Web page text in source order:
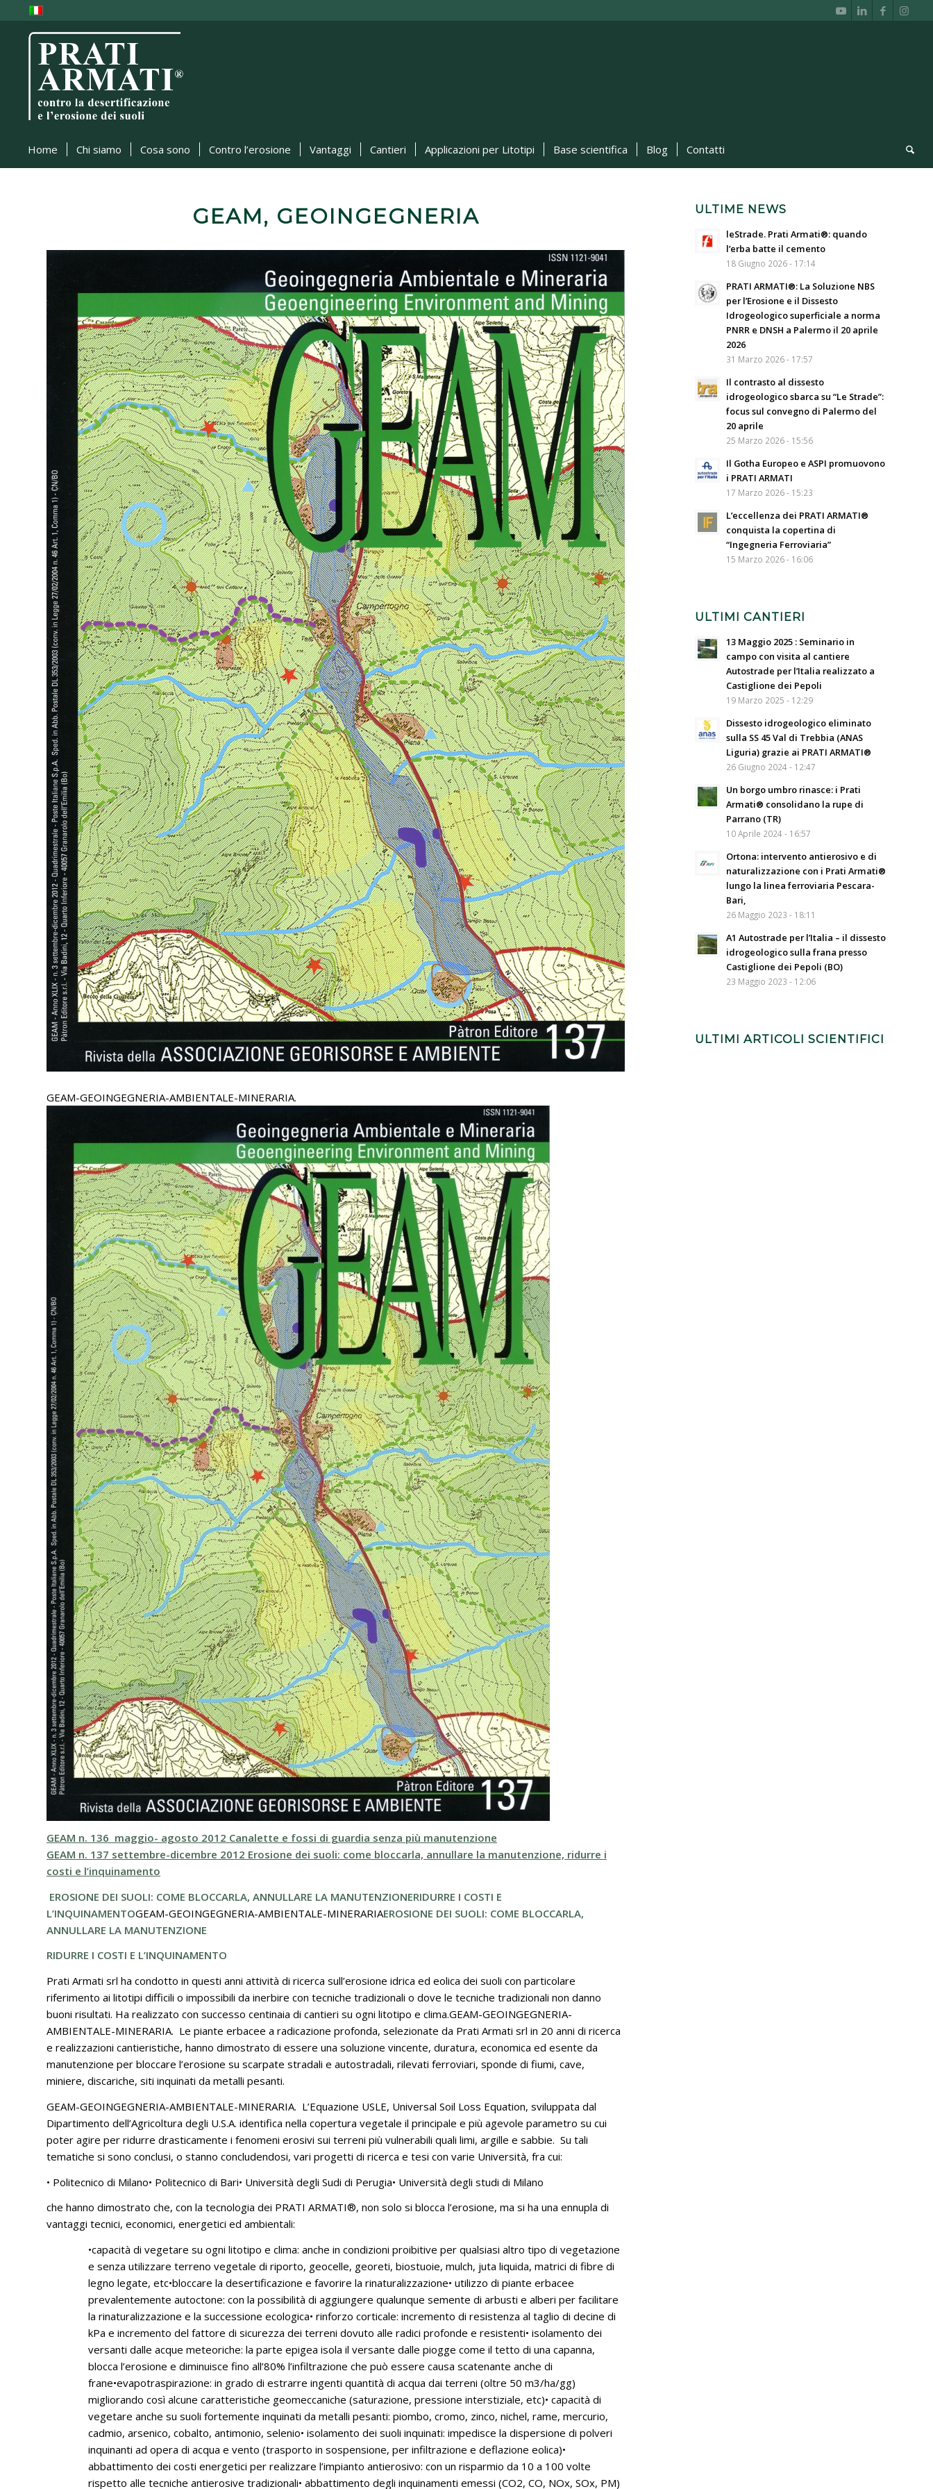
Home Chi siamo Cosa sono Contro l’erosione Vantaggi Cantieri Applicazioni per Litotipi Base scientifica Blog Contatti
GEAM, GEOINGEGNERIA
GEAM-GEOINGEGNERIA-AMBIENTALE-MINERARIA.
GEAM n. 136 maggio- agosto 2012 Canalette e fossi di guardia senza più manutenzione
GEAM n. 137 settembre-dicembre 2012 Erosione dei suoli: come bloccarla, annullare la manutenzione, ridurre i
costi e l’inquinamento
EROSIONE DEI SUOLI: COME BLOCCARLA, ANNULLARE LA MANUTENZIONERIDURRE I COSTI E
L’INQUINAMENTOGEAM-GEOINGEGNERIA-AMBIENTALE-MINERARIAEROSIONE DEI SUOLI: COME BLOCCARLA,
ANNULLARE LA MANUTENZIONE
RIDURRE I COSTI E L’INQUINAMENTO
Prati Armati srl ha condotto in questi anni attività di ricerca sull’erosione idrica ed eolica dei suoli con particolare
riferimento ai litotipi difficili o impossibili da inerbire con tecniche tradizionali o dove le tecniche tradizionali non danno
buoni risultati. Ha realizzato con successo centinaia di cantieri su ogni litotipo e clima.GEAM-GEOINGEGNERIA-
AMBIENTALE-MINERARIA. Le piante erbacee a radicazione profonda, selezionate da Prati Armati srl in 20 anni di ricerca
e realizzazioni cantieristiche, hanno dimostrato di essere una soluzione vincente, duratura, economica ed esente da
manutenzione per bloccare l’erosione su scarpate stradali e autostradali, rilevati ferroviari, sponde di fiumi, cave,
miniere, discariche, siti inquinati da metalli pesanti.
GEAM-GEOINGEGNERIA-AMBIENTALE-MINERARIA. L’Equazione USLE, Universal Soil Loss Equation, sviluppata dal
Dipartimento dell’Agricoltura degli U.S.A. identifica nella copertura vegetale il principale e più agevole parametro su cui
poter agire per ridurre drasticamente i fenomeni erosivi sui terreni più vulnerabili quali limi, argille e sabbie. Su tali
tematiche si sono conclusi, o stanno concludendosi, vari progetti di ricerca e tesi con varie Università, fra cui:
• Politecnico di Milano• Politecnico di Bari• Università degli Sudi di Perugia• Università degli studi di Milano
che hanno dimostrato che, con la tecnologia dei PRATI ARMATI®, non solo si blocca l’erosione, ma si ha una ennupla di
vantaggi tecnici, economici, energetici ed ambientali:
•capacità di vegetare su ogni litotipo e clima: anche in condizioni proibitive per qualsiasi altro tipo di vegetazione
e senza utilizzare terreno vegetale di riporto, geocelle, georeti, biostuoie, mulch, juta liquida, matrici di fibre di
legno legate, etc•bloccare la desertificazione e favorire la rinaturalizzazione• utilizzo di piante erbacee
prevalentemente autoctone: con la possibilità di aggiungere qualunque semente di arbusti e alberi per facilitare
la rinaturalizzazione e la successione ecologica• rinforzo corticale: incremento di resistenza al taglio di decine di
kPa e incremento del fattore di sicurezza dei terreni dovuto alle radici profonde e resistenti• isolamento dei
versanti dalle acque meteoriche: la parte epigea isola il versante dalle piogge come il tetto di una capanna,
blocca l’erosione e diminuisce fino all’80% l’infiltrazione che può essere causa scatenante anche di
frane•evapotraspirazione: in grado di estrarre ingenti quantità di acqua dai terreni (oltre 50 m3/ha/gg)
migliorando così alcune caratteristiche geomeccaniche (saturazione, pressione interstiziale, etc)• capacità di
vegetare anche su suoli fortemente inquinati da metalli pesanti: piombo, cromo, zinco, nichel, rame, mercurio,
cadmio, arsenico, cobalto, antimonio, selenio• isolamento dei suoli inquinati: impedisce la dispersione di polveri
inquinanti ad opera di acqua e vento (trasporto in sospensione, per infiltrazione e deflazione eolica)•
abbattimento dei costi energetici per realizzare l’impianto antierosivo: con un risparmio da 10 a 100 volte
rispetto alle tecniche antierosive tradizionali• abbattimento degli inquinamenti emessi (CO2, CO, NOx, SOx, PM)
ULTIME NEWS
leStrade. Prati Armati®: quando
l’erba batte il cemento
18 Giugno 2026 - 17:14
PRATI ARMATI®: La Soluzione NBS
per l’Erosione e il Dissesto
Idrogeologico superficiale a norma
PNRR e DNSH a Palermo il 20 aprile
2026
31 Marzo 2026 - 17:57
Il contrasto al dissesto
idrogeologico sbarca su “Le Strade”:
focus sul convegno di Palermo del
20 aprile
25 Marzo 2026 - 15:56
Il Gotha Europeo e ASPI promuovono
i PRATI ARMATI
17 Marzo 2026 - 15:23
L’eccellenza dei PRATI ARMATI®
conquista la copertina di
“Ingegneria Ferroviaria”
15 Marzo 2026 - 16:06
ULTIMI CANTIERI
13 Maggio 2025 : Seminario in
campo con visita al cantiere
Autostrade per l’Italia realizzato a
Castiglione dei Pepoli
19 Marzo 2025 - 12:29
Dissesto idrogeologico eliminato
sulla SS 45 Val di Trebbia (ANAS
Liguria) grazie ai PRATI ARMATI®
26 Giugno 2024 - 12:47
Un borgo umbro rinasce: i Prati
Armati® consolidano la rupe di
Parrano (TR)
10 Aprile 2024 - 16:57
Ortona: intervento antierosivo e di
naturalizzazione con i Prati Armati®
lungo la linea ferroviaria Pescara-
Bari,
26 Maggio 2023 - 18:11
A1 Autostrade per l’Italia – il dissesto
idrogeologico sulla frana presso
Castiglione dei Pepoli (BO)
23 Maggio 2023 - 12:06
ULTIMI ARTICOLI SCIENTIFICI